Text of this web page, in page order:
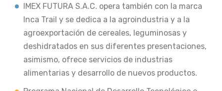
IMEX FUTURA S.A.C. opera también con la marca
Inca Trail y se dedica a la agroindustria y a la
agroexportación de cereales, leguminosas y
deshidratados en sus diferentes presentaciones,
asimismo, ofrece servicios de industrias
alimentarias y desarrollo de nuevos productos.